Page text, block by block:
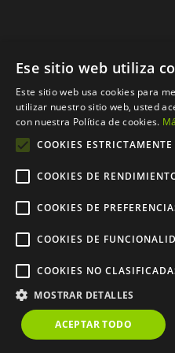
© Copyright 2012 - 2024 |
Web desarrollada por
los derechos reservados
Ese sitio web utiliza
Este sitio web usa cookies para
utilizar nuestro sitio web, usted
con nuestra Política de cookies.
COOKIES ESTRICTAMENTE
COOKIES DE
COOKIES DE
COOKIES DE
COOKIES NO
MOSTRAR DETALLES
ACEPTAR TODO